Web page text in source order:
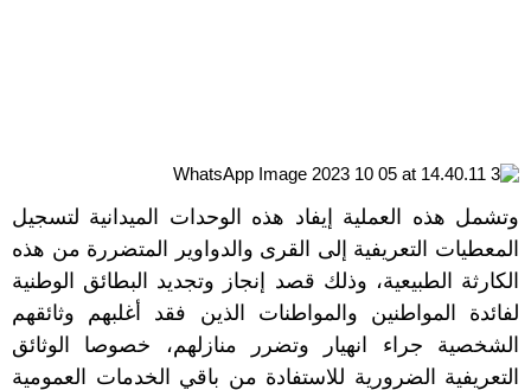
وتشمل هذه العملية إيفاد هذه الوحدات الميدانية لتسجيل
المعطيات التعريفية إلى القرى والدواوير المتضررة من هذه
الكارثة الطبيعية، وذلك قصد إنجاز وتجديد البطائق الوطنية
لفائدة المواطنين والمواطنات الذين فقد أغلبهم وثائقهم
الشخصية جراء انهيار وتضرر منازلهم، خصوصا الوثائق
التعريفية الضرورية للاستفادة من باقي الخدمات العمومية